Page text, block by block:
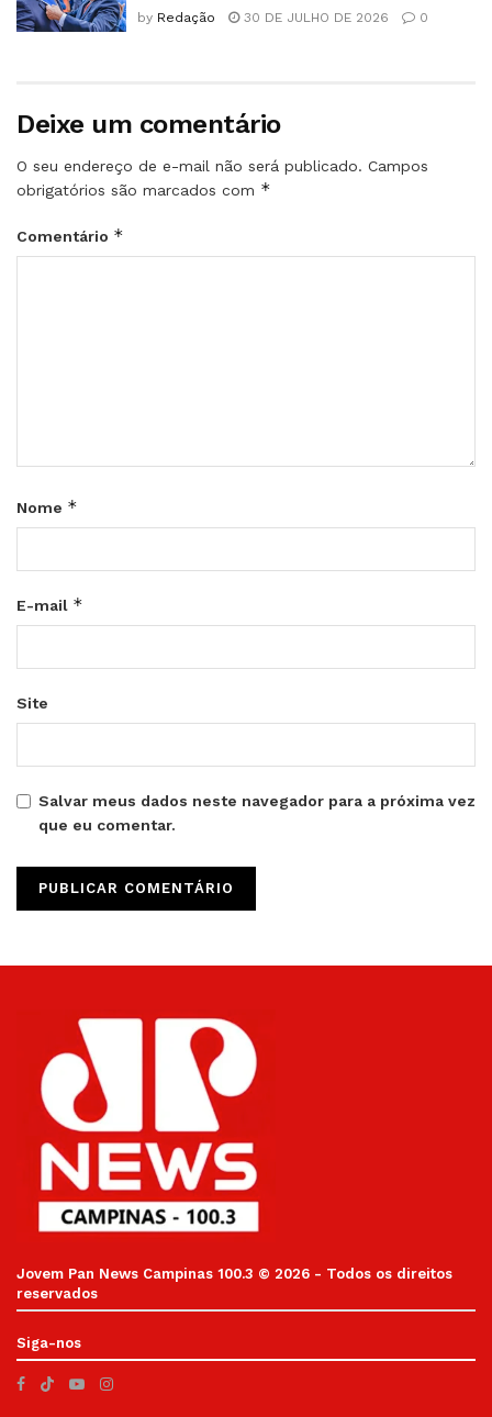
by Redação 30 DE JULHO DE 2026 0
Deixe um comentário
O seu endereço de e-mail não será publicado. Campos
obrigatórios são marcados com *
Comentário *
Nome *
E-mail *
Site
Salvar meus dados neste navegador para a próxima vez
que eu comentar.
Jovem Pan News Campinas 100.3 © 2026 - Todos os direitos
reservados
Siga-nos